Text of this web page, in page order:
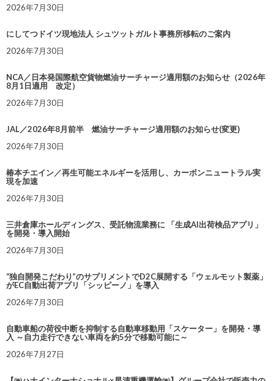
2026年7月30日
にしてつドイツ現地法人 シュツットガルト事務所移転のご案内
2026年7月30日
NCA／日本発国際航空貨物燃油サーチャージ適用額のお知らせ（2026年
8月1日適用 改定）
2026年7月30日
JAL／2026年8月前半 燃油サーチャージ適用額のお知らせ(変更)
2026年7月30日
椿本チエイン／再生可能エネルギーを活用し、カーボンニュートラル実
現を加速
2026年7月30日
三井倉庫ホールディングス、受託物流業務に 「生成AI出荷検品アプリ」
を開発・導入開始
2026年7月30日
“独自開発こだわり”のサプリメントでD2C展開する「ウェルモット製薬」
がEC自動出荷アプリ「シッピーノ」を導入
2026年7月30日
自動車船の荷役中断を抑制する自動車移動用「スケーター」を開発・導
入 ～自力走行できない車両を約5分で移動可能に～
2026年7月27日